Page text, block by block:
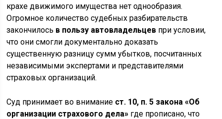
крахе движимого имущества нет однообразия.
Огромное количество судебных разбирательств
закончилось в пользу автовладельцев при условии,
что они смогли документально доказать
существенную разницу сумм убытков, посчитанных
независимыми экспертами и представителями
страховых организаций.
Суд принимает во внимание ст. 10, п. 5 закона «Об
организации страхового дела» где прописано, что